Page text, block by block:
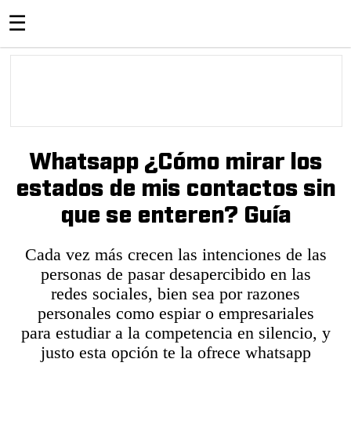
☰
Whatsapp ¿Cómo mirar los
estados de mis contactos sin
que se enteren? Guía
Cada vez más crecen las intenciones de las
personas de pasar desapercibido en las
redes sociales, bien sea por razones
personales como espiar o empresariales
para estudiar a la competencia en silencio, y
justo esta opción te la ofrece whatsapp